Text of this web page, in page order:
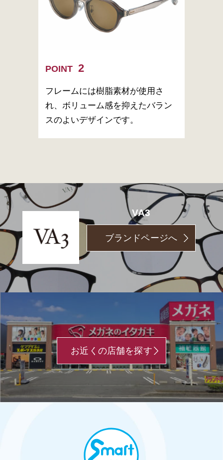
POINT
フレームには樹脂素材が使用さ
れ、ボリューム感を抑えたバラン
スのよいデザインです。
VA3
ブランドページへ
お近くの店舗を探す